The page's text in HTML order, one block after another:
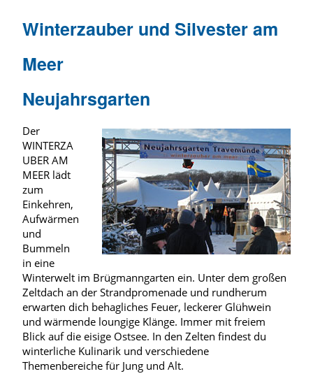
Winterzauber und Silvester am
Meer
Neujahrsgarten
Der
WINTERZA
UBER AM
MEER lädt
zum
Einkehren,
Aufwärmen
und
Bummeln
in eine
Winterwelt im Brügmanngarten ein. Unter dem großen
Zeltdach an der Strandpromenade und rundherum
erwarten dich behagliches Feuer, leckerer Glühwein
und wärmende loungige Klänge. Immer mit freiem
Blick auf die eisige Ostsee. In den Zelten findest du
winterliche Kulinarik und verschiedene
Themenbereiche für Jung und Alt.